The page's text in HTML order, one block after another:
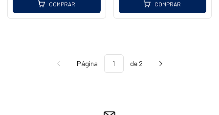
COMPRAR COMPRAR
Página de 2